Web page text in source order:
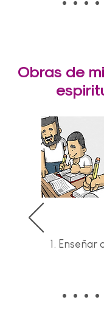
Obras de
1. Enseñar